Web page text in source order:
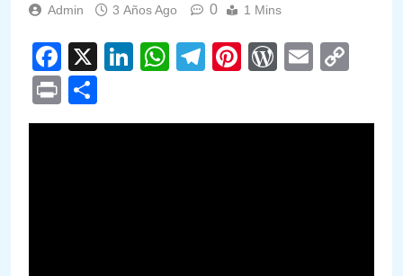
Admin 3 Años Ago 0 1 Mins
Facebook
X LinkedIn
WhatsApp
Telegram
PinterestEmail
Print